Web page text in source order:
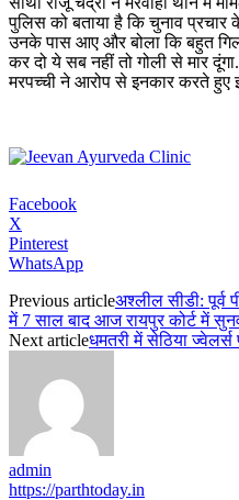
पुलिस को बताया है कि चुनाव प्रचार
उनके पास आए और बोला कि बहुत
कर दो ये सब नहीं तो गोली से मार
मरपच्ची ने आरोप से इनकार करते हुए
Facebook
X
Pinterest
WhatsApp
Previous articleअश्लील सीडी: पूर्व
में 7 साल बाद आज रायपुर कोर्ट में
Next articleधमतरी में सेठिया
admin
https://parthtoday.in